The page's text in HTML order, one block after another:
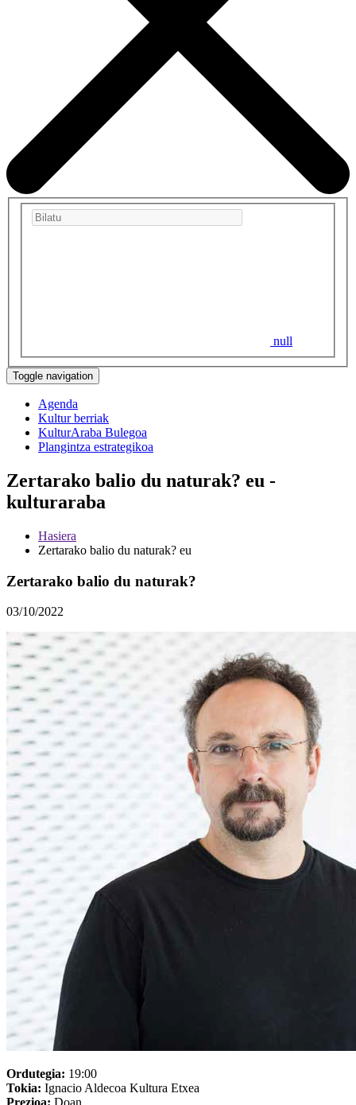
null
Toggle navigation
Agenda
Kultur berriak
KulturAraba Bulegoa
Plangintza estrategikoa
Zertarako balio du naturak? eu -
kulturaraba
Hasiera
Zertarako balio du naturak? eu
Zertarako balio du naturak?
03/10/2022
Ordutegia: 19:00
Tokia: Ignacio Aldecoa Kultura Etxea